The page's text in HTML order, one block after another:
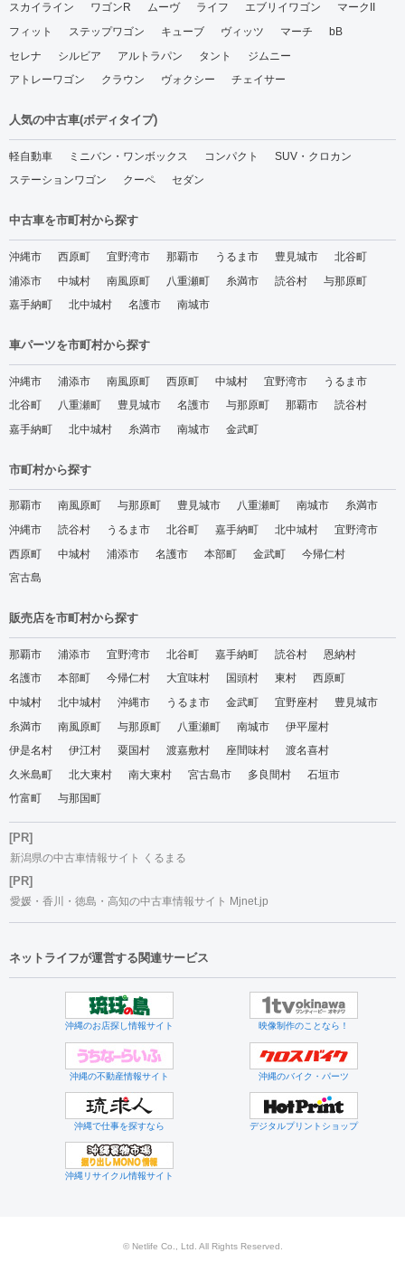
スカイライン ワゴンR ムーヴ ライフ エブリイワゴン
マークII
フィット
ステップワゴン キューブ ヴィッツ マーチ
bB
セレナ
シルビア アルトラパン タント
ジムニー
アトレーワゴン
クラウン ヴォクシー チェイサー
人気の中古車(ボディタイプ)
軽自動車 ミニバン・ワンボックス コンパクト
SUV・クロカン
ステーションワゴン
クーペ セダン
中古車を市町村から探す
沖縄市 西原町 宜野湾市 那覇市 うるま市 豊見城市
北谷町
浦添市
中城村 南風原町 八重瀬町 糸満市 読谷村
与那原町
嘉手納町
北中城村 名護市 南城市
車パーツを市町村から探す
沖縄市 浦添市 南風原町 西原町 中城村 宜野湾市
うるま市
北谷町
八重瀬町 豊見城市 名護市 与那原町 那覇市
読谷村
嘉手納町
北中城村 糸満市 南城市 金武町
市町村から探す
那覇市 南風原町 与那原町 豊見城市 八重瀬町 南城市
糸満市
沖縄市
読谷村 うるま市 北谷町 嘉手納町 北中城村
宜野湾市
西原町
中城村 浦添市 名護市 本部町 金武町
今帰仁村
宮古島
販売店を市町村から探す
那覇市 浦添市 宜野湾市 北谷町 嘉手納町 読谷村
恩納村
名護市
本部町 今帰仁村 大宜味村 国頭村 東村
西原町
中城村
北中城村 沖縄市 うるま市 金武町 宜野座村
豊見城市
糸満市
南風原町 与那原町 八重瀬町 南城市
伊平屋村
伊是名村
伊江村 粟国村 渡嘉敷村 座間味村
渡名喜村
久米島町
北大東村 南大東村 宮古島市 多良間村
石垣市
竹富町
与那国町
[PR]
新潟県の中古車情報サイト くるまる
[PR]
愛媛・香川・徳島・高知の中古車情報サイト Mjnet.jp
ネットライフが運営する関連サービス
沖縄のお店探し情報サイト 映像制作のことなら！
沖縄の不動産情報サイト 沖縄のバイク・パーツ
沖縄で仕事を探すなら デジタルプリントショップ
沖縄リサイクル情報サイト
© Netlife Co., Ltd. All Rights Reserved.